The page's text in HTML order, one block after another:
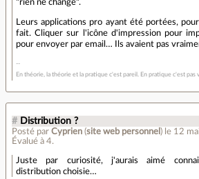
"rien ne change".
Leurs applications pro ayant été portées,
fait. Cliquer sur l'icône d'impression pour
pour envoyer par email… Ils avaient pas
En théorie, la théorie et la pratique c'est pareil. En pratique c'est pas
# Distribution ?
Posté par Cyprien (site web personnel ) le 12
Évalué à 4.
Juste par curiosité, j'aurais aimé
distribution choisie…